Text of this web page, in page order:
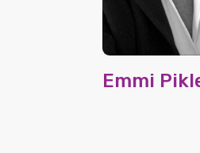
Emmi